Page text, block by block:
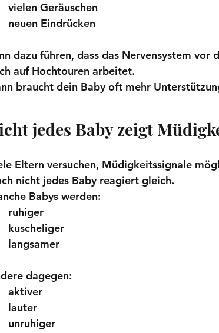
vielen Geräuschen
neuen Eindrücken
dazu führen, dass das Nervensystem
auf Hochtouren arbeitet.
braucht dein Baby oft mehr
jedes Baby zeigt
Eltern versuchen, Müdigkeitssignale
nicht jedes Baby reagiert gleich.
Babys werden:
ruhiger
kuscheliger
langsamer
dagegen:
aktiver
lauter
unruhiger